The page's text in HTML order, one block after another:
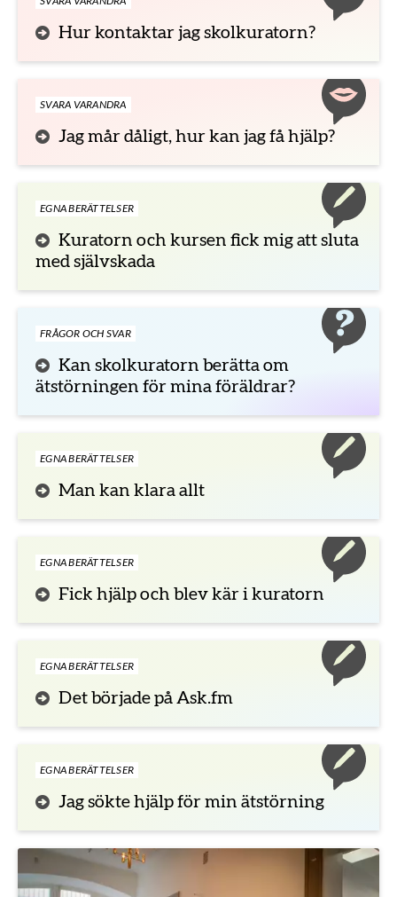
Hur kontaktar jag skolkuratorn?
SVARA VARANDRA
Jag mår dåligt, hur kan jag få hjälp?
EGNA BERÄTTELSER
Kuratorn och kursen fick mig att sluta
med självskada
FRÅGOR OCH SVAR
Kan skolkuratorn berätta om
ätstörningen för mina föräldrar?
EGNA BERÄTTELSER
Man kan klara allt
EGNA BERÄTTELSER
Fick hjälp och blev kär i kuratorn
EGNA BERÄTTELSER
Det började på Ask.fm
EGNA BERÄTTELSER
Jag sökte hjälp för min ätstörning